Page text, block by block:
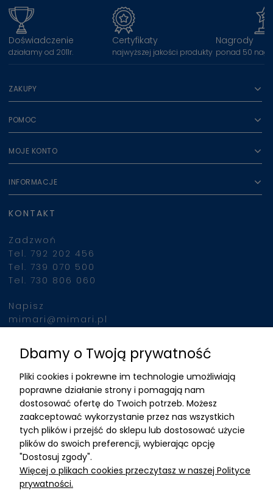
Doświadczenie
działamy od 2011r.
Certyfikaty
najwyższej jakości produkty
Nagrody
ponad 50
ZAKUPY
POMOC
MOJE KONTO
INFORMACJE
KONTAKT
Zadzwoń
Tel. 792 202 456
Tel. 739 070 500
Tel. 730 806 060
Napisz
mimari@mimari.pl
Znajdziesz nas
ADRES
MIMARI sp z o.o.
ul. Kurkowa 12
50-210 Wrocław
Dane rejestracyjne
NIP:8982325327
Dbamy o Twoją prywatność
Pliki cookies i pokrewne im technologie umożliwiają
poprawne działanie strony i pomagają nam
dostosować ofertę do Twoich potrzeb. Możesz
zaakceptować wykorzystanie przez nas wszystkich
tych plików i przejść do sklepu lub dostosować użycie
plików do swoich preferencji, wybierając opcję
"Dostosuj zgody".
Więcej o plikach cookies przeczytasz w naszej Polityce
prywatności.